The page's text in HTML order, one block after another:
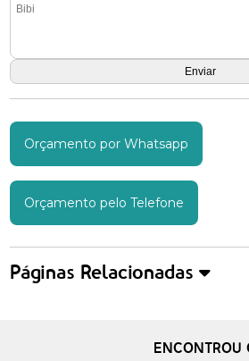
Orçamento por Whatsapp
Orçamento pelo Telefone
Páginas Relacionadas
ENCONTROU